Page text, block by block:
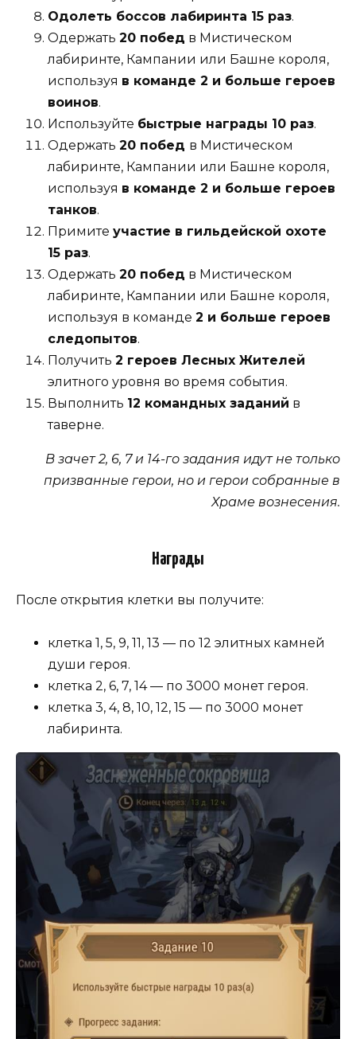
Одолеть боссов лабиринта 15 раз.
Одержать 20 побед в Мистическом
лабиринте, Кампании или Башне короля,
используя в команде 2 и больше героев
воинов.
Используйте быстрые награды 10 раз.
Одержать 20 побед в Мистическом
лабиринте, Кампании или Башне короля,
используя в команде 2 и больше героев
танков.
Примите участие в гильдейской охоте
15 раз.
Одержать 20 побед в Мистическом
лабиринте, Кампании или Башне короля,
используя в команде 2 и больше героев
следопытов.
Получить 2 героев Лесных Жителей
элитного уровня во время события.
Выполнить 12 командных заданий в
таверне.
В зачет 2, 6, 7 и 14-го задания идут не только
призванные герои, но и герои собранные в
Храме вознесения.
Награды
После открытия клетки вы получите:
клетка 1, 5, 9, 11, 13 — по 12 элитных камней
души героя.
клетка 2, 6, 7, 14 — по 3000 монет героя.
клетка 3, 4, 8, 10, 12, 15 — по 3000 монет
лабиринта.